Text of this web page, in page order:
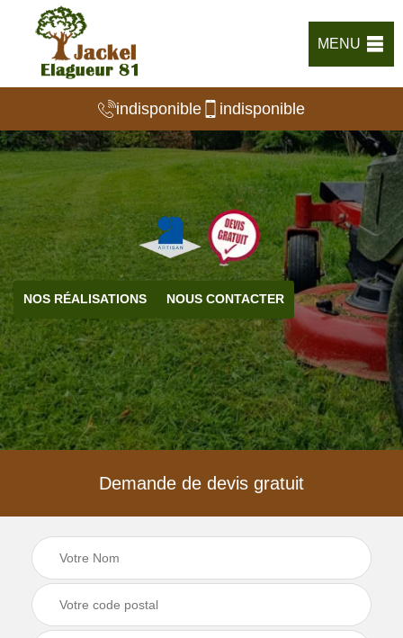
MENU
indisponible indisponible
NOS RÉALISATIONS NOUS CONTACTER
Demande de devis gratuit